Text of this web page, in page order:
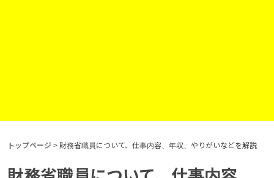
トップページ > 財務省職員について、仕事内容、年収、やりがいなどを解説